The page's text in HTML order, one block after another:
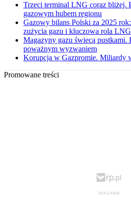
Trzeci terminal LNG coraz bliżej.
gazowym hubem regionu
Gazowy bilans Polski za 2025
zużycia gazu i kluczowa rola LNG
Magazyny gazu świecą pustkami.
poważnym wyzwaniem
Korupcja w Gazpromie. Miliardy
Promowane treści